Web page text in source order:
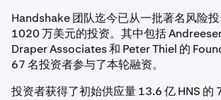
Handshake 团队迄今已从一批著名风险
1020 万美元的投资。其中包括
Draper Associates 和 Peter Thiel 的
67 名投资者参与了本轮融资。
投资者获得了初始供应量 13.6 亿 HNS 的